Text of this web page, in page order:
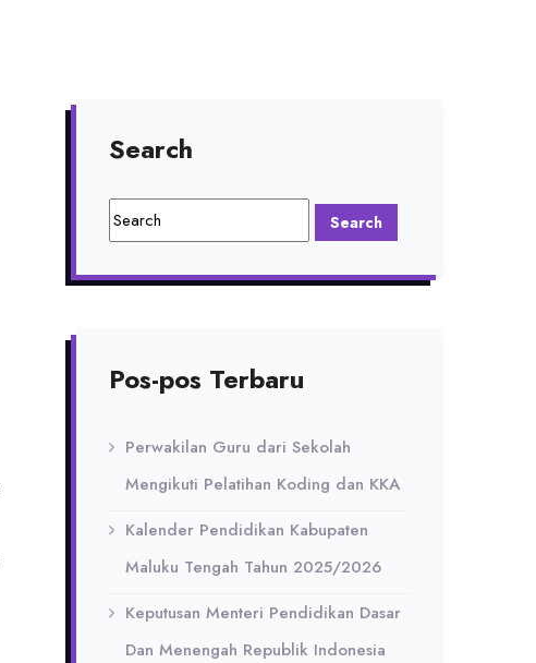
Search
Pos-pos Terbaru
Perwakilan Guru dari Sekolah
Mengikuti Pelatihan Koding dan KKA
Kalender Pendidikan Kabupaten
Maluku Tengah Tahun 2025/2026
Keputusan Menteri Pendidikan Dasar
Dan Menengah Republik Indonesia